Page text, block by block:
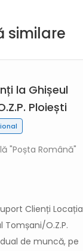
similare
la Ghișeul
Ploiești
"Poșta Română"
Clienți Locația
Tomșani/O.Z.P.
de muncă, pe